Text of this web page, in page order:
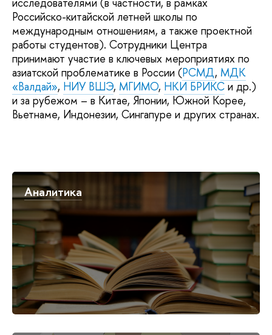
Российско-китайской летней школы по
международным отношениям, а также проектной
работы студентов). Сотрудники Центра
принимают участие в ключевых мероприятиях по
азиатской проблематике в России (РСМД, МДК
«Валдай», НИУ ВШЭ, МГИМО, НКИ БРИКС и др.)
и за рубежом – в Китае, Японии, Южной Корее,
Вьетнаме, Индонезии, Сингапуре и других странах.
Аналитика